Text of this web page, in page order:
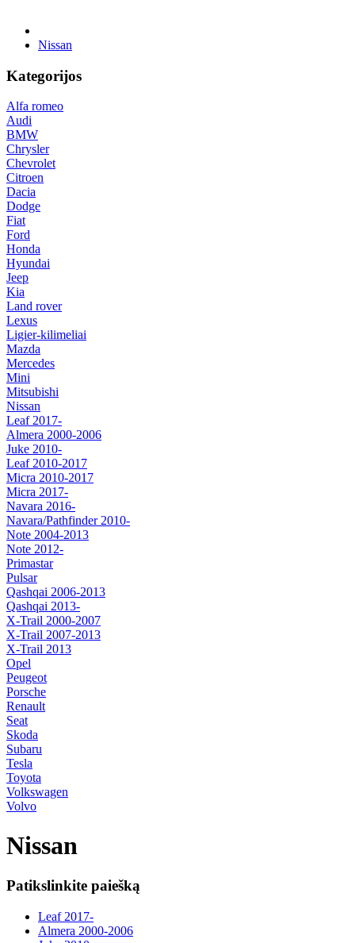
Nissan
Kategorijos
Alfa romeo
Audi
BMW
Chrysler
Chevrolet
Citroen
Dacia
Dodge
Fiat
Ford
Honda
Hyundai
Jeep
Kia
Land rover
Lexus
Ligier-kilimeliai
Mazda
Mercedes
Mini
Mitsubishi
Nissan
Leaf 2017-
Almera 2000-2006
Juke 2010-
Leaf 2010-2017
Micra 2010-2017
Micra 2017-
Navara 2016-
Navara/Pathfinder 2010-
Note 2004-2013
Note 2012-
Primastar
Pulsar
Qashqai 2006-2013
Qashqai 2013-
X-Trail 2000-2007
X-Trail 2007-2013
X-Trail 2013
Opel
Peugeot
Porsche
Renault
Seat
Skoda
Subaru
Tesla
Toyota
Volkswagen
Volvo
Nissan
Patikslinkite paiešką
Leaf 2017-
Almera 2000-2006